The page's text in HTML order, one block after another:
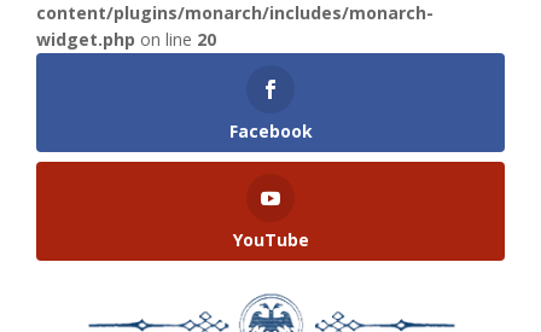
content/plugins/monarch/includes/monarch-
widget.php on line 20
Facebook
YouTube